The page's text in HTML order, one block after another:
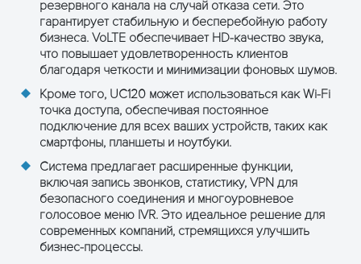
резервного канала на случай отказа сети. Это
гарантирует стабильную и бесперебойную работу
бизнеса. VoLTE обеспечивает HD-качество звука,
что повышает удовлетворенность клиентов
благодаря четкости и минимизации фоновых шумов.
Кроме того, UC120 может использоваться как Wi-Fi
точка доступа, обеспечивая постоянное
подключение для всех ваших устройств, таких как
смартфоны, планшеты и ноутбуки.
Система предлагает расширенные функции,
включая запись звонков, статистику, VPN для
безопасного соединения и многоуровневое
голосовое меню IVR. Это идеальное решение для
современных компаний, стремящихся улучшить
бизнес-процессы.